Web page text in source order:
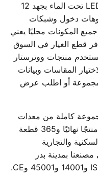
بمحابس متعددة الاتجاهات، وإضاءة LED تحت الماء بجهد 12
دخول وشبكات
المكونات محليًا يعني
قطع الغيار في السوق
منتجات ووترستار
لاختيار المقاسات وبيانات
أو اطلب عرض
كاملة من معدات
حمامات السباحة. نقدم أكثر من 85 منتجًا نهائيًا و365 قطعة
والتجارية
بمدينة بدر